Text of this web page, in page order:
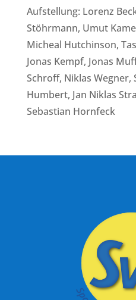
Aufstellung: Lorenz
Stöhrmann, Umut
Micheal Hutchinson,
Jonas Kempf, Jonas
Schroff, Niklas Wegner,
Humbert, Jan Niklas
Sebastian Hornfeck